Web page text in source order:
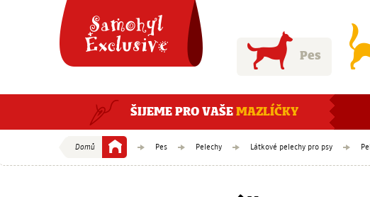
Přejít
na
hlavní
navigaci
Přejít
obsah
Pes
ŠIJEME PRO VAŠE MAZLÍČKY
VašeDomů Pes Pelechy Látkové pelechy pro psy